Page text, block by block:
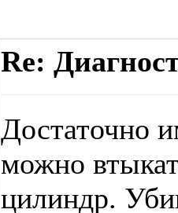
Re:
Достаточно
можно
цилиндр.